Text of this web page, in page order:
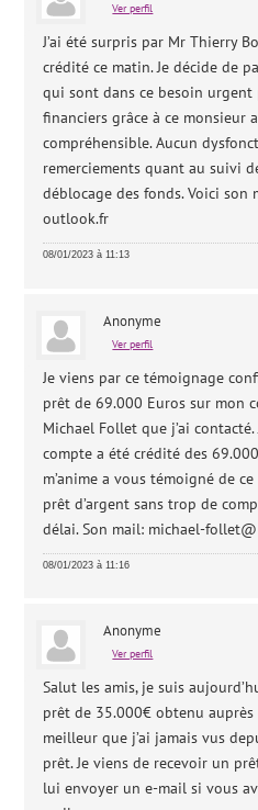
Ver perfil
J’ai été surpris par Mr Thierry
crédité ce matin. Je décide de
qui sont dans ce besoin
financiers grâce à ce monsieur
compréhensible. Aucun
remerciements quant au suivi
déblocage des fonds. Voici
outlook.fr
08/01/2023 à 11:13
Anonyme
Ver perfil
Je viens par ce témoignage
prêt de 69.000 Euros sur mon
Michael Follet que j’ai
compte a été crédité des
m’anime a vous témoigné de
prêt d’argent sans trop de
délai. Son mail: michael-
08/01/2023 à 11:16
Anonyme
Ver perfil
Salut les amis, je suis
prêt de 35.000€ obtenu
meilleur que j’ai jamais vus
prêt. Je viens de recevoir un
lui envoyer un e-mail si vous